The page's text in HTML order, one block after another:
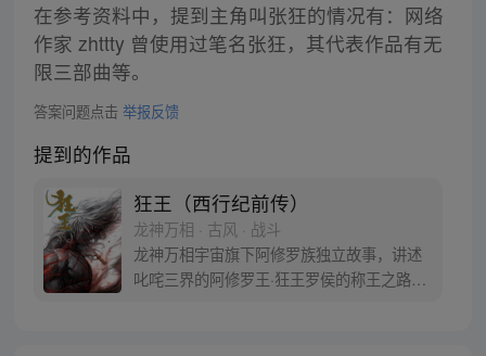
在参考资料中，提到主角叫张狂的情况有：网络
作家 zhttty 曾使用过笔名张狂，其代表作品有无
限三部曲等。
答案问题点击 举报反馈
提到的作品
狂王（西行纪前传）
龙神万相 · 古风 · 战斗
龙神万相宇宙旗下阿修罗族独立故事，讲述
叱咤三界的阿修罗王·狂王罗侯的称王之路。